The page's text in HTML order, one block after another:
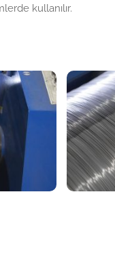
kullanılır.